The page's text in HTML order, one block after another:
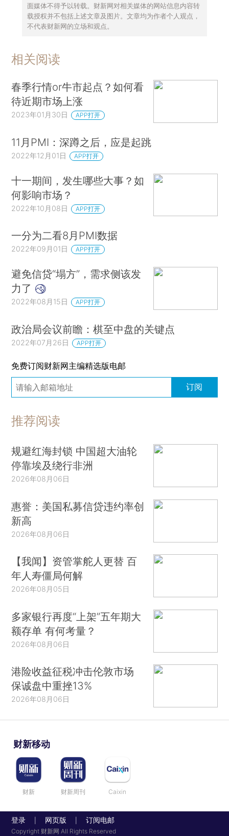
面媒体不得予以转载。财新网对相关媒体的网站信息内容转
载授权并不包括上述文章及图片。文章均为作者个人观点，
不代表财新网的立场和观点。
相关阅读
春季行情or牛市起点？如何看
待近期市场上涨
2023年01月30日 APP打开
11月PMI：深蹲之后，应是起跳
2022年12月01日 APP打开
十一期间，发生哪些大事？如
何影响市场？
2022年10月08日 APP打开
一分为二看8月PMI数据
2022年09月01日 APP打开
避免信贷“塌方”，需求侧该发
力了
2022年08月15日 APP打开
政治局会议前瞻：棋至中盘的关键点
2022年07月26日 APP打开
免费订阅财新网主编精选版电邮
订阅
推荐阅读
规避红海封锁 中国超大油轮
停靠埃及绕行非洲
2026年08月06日
惠誉：美国私募信贷违约率创
新高
2026年08月06日
【我闻】资管掌舵人更替 百
年人寿僵局何解
2026年08月05日
多家银行再度“上架”五年期大
额存单 有何考量？
2026年08月06日
港险收益征税冲击伦敦市场
保诚盘中重挫13%
2026年08月06日
财新移动
财新 财新周刊 Caixin
登录 网页版 订阅电邮
Copyright 财新网 All Rights Reserved